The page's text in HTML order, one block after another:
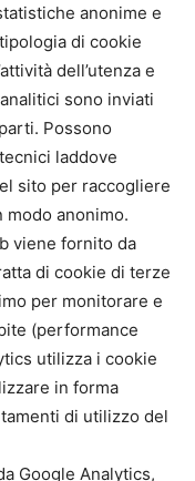
anonime e
di cookie
dell’utenza e
sono inviati
Possono
laddove
sito per raccogliere
modo anonimo.
viene fornito da
di cookie di terze
per monitorare e
(performance
utilizza i cookie
in forma
di utilizzo del
Google Analytics,